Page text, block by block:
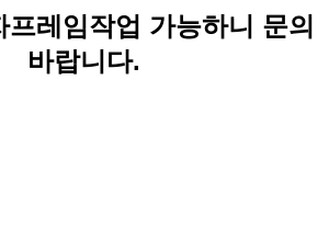
프레임작업 가능하니 문의
바랍니다.